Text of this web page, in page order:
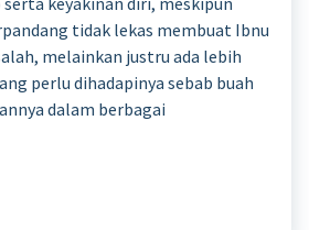
tidak lekas membuat Ibnu
melainkan justru ada lebih
perlu dihadapinya sebab buah
dalam berbagai